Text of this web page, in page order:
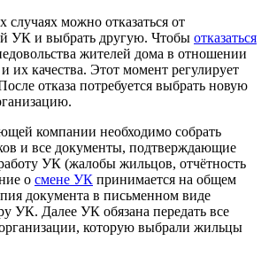
можно отказаться от
УК и выбрать другую. Чтобы отказаться
жителей дома в отношении
их качества. Этот момент регулирует
отказа потребуется выбрать новую
компании необходимо собрать
и все документы, подтверждающие
УК (жалобы жильцов, отчётность
о смене УК принимается на общем
документа в письменном виде
УК. Далее УК обязана передать все
которую выбрали жильцы